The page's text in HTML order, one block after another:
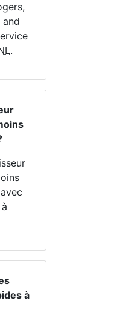
forfaits
and
.
à